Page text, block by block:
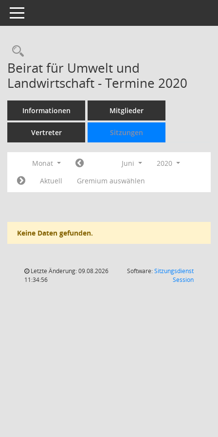
Toggle navigation
Rechercheauswahl
Beirat für Umwelt und
Landwirtschaft - Termine 2020
Informationen Mitglieder
Vertreter Sitzungen
Monat Juni
2020
Aktuell
Gremium auswählen
Keine Daten gefunden.
Letzte Änderung: 09.08.2026
11:34:56
Software:Sitzungsdienst
Session(Wird in